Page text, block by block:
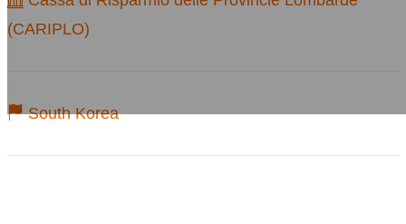
(CARIPLO)
South Korea